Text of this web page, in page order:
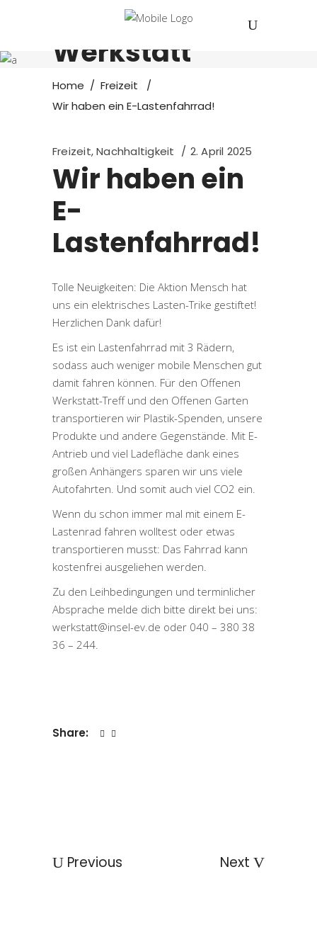
Offene
Werkstatt
Home / Freizeit
/
Wir haben ein E-Lastenfahrrad!
Freizeit,Nachhaltigkeit 2. April 2025
Wir haben ein
E-
Lastenfahrrad!
Tolle Neuigkeiten: Die Aktion Mensch hat
uns ein elektrisches Lasten-Trike gestiftet!
Herzlichen Dank dafür!
Es ist ein Lastenfahrrad mit 3 Rädern,
sodass auch weniger mobile Menschen gut
damit fahren können. Für den Offenen
Werkstatt-Treff und den Offenen Garten
transportieren wir Plastik-Spenden, unsere
Produkte und andere Gegenstände. Mit E-
Antrieb und viel Ladefläche dank eines
großen Anhängers sparen wir uns viele
Autofahrten. Und somit auch viel CO2 ein.
Wenn du schon immer mal mit einem E-
Lastenrad fahren wolltest oder etwas
transportieren musst: Das Fahrrad kann
kostenfrei ausgeliehen werden.
Zu den Leihbedingungen und terminlicher
Absprache melde dich bitte direkt bei uns:
werkstatt@insel-ev.de oder 040 – 380 38
36 – 244.
Share:
Previous Next